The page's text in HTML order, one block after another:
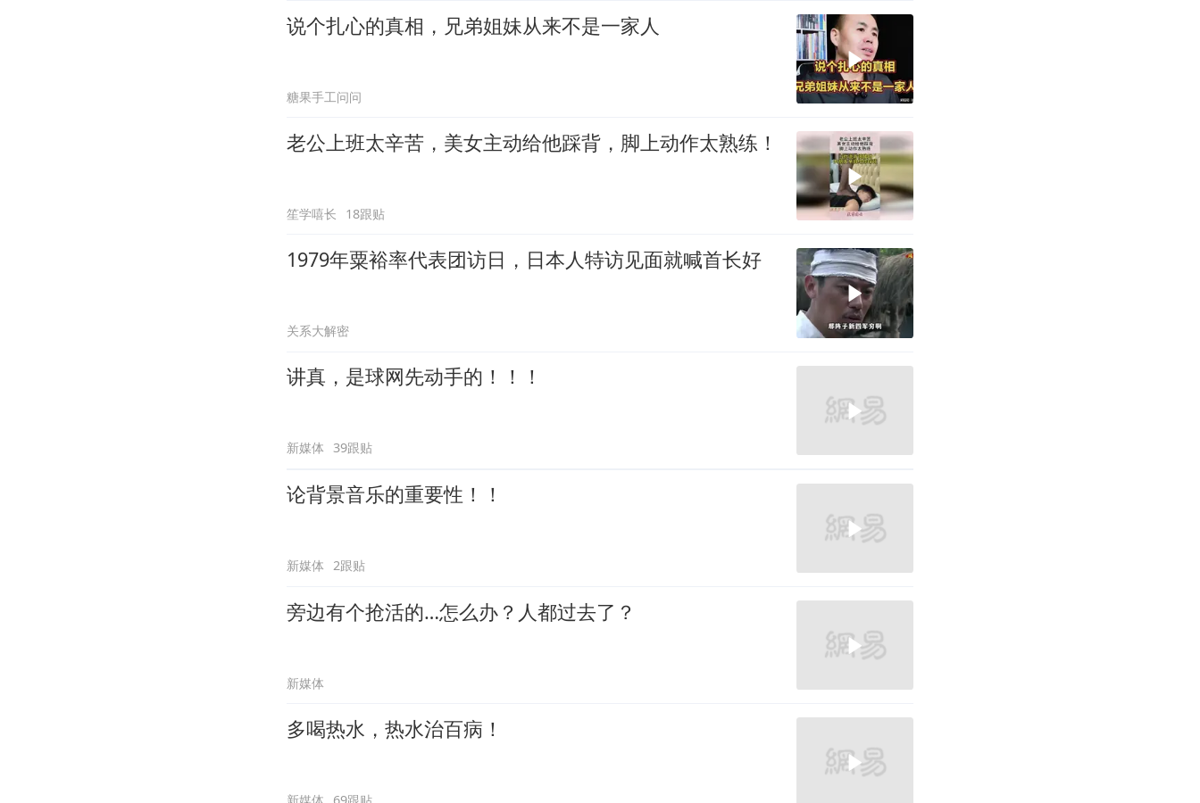
说个扎心的真相，兄弟姐妹从来不是一家人
糖果手工问问
老公上班太辛苦，美女主动给他踩背，脚上动作太熟练！
笙学嘻长 18跟贴
1979年粟裕率代表团访日，日本人特访见面就喊首长好
关系大解密
讲真，是球网先动手的！！！
新媒体 39跟贴
论背景音乐的重要性！！
新媒体 2跟贴
旁边有个抢活的…怎么办？人都过去了？
新媒体
多喝热水，热水治百病！
新媒体 69跟贴